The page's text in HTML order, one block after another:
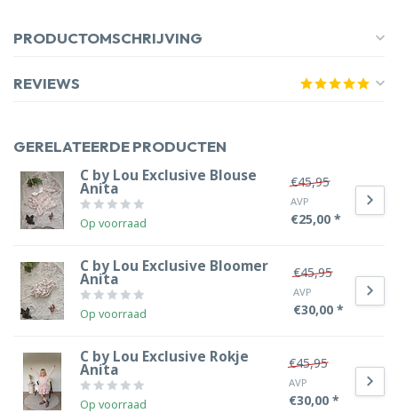
PRODUCTOMSCHRIJVING
REVIEWS
GERELATEERDE PRODUCTEN
C by Lou Exclusive Blouse
Anita
Op voorraad
€45,95
AVP
€25,00 *
C by Lou Exclusive Bloomer
Anita
Op voorraad
€45,95
AVP
€30,00 *
C by Lou Exclusive Rokje
Anita
Op voorraad
€45,95
AVP
€30,00 *